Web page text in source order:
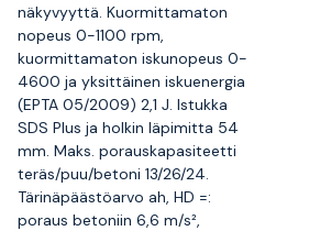
näkyvyyttä. Kuormittamaton
nopeus 0-1100 rpm,
kuormittamaton iskunopeus 0-
4600 ja yksittäinen iskuenergia
(EPTA 05/2009) 2,1 J. Istukka
SDS Plus ja holkin läpimitta 54
mm. Maks. porauskapasiteetti
teräs/puu/betoni 13/26/24.
Tärinäpäästöarvo ah, HD =:
poraus betoniin 6,6 m/s²,